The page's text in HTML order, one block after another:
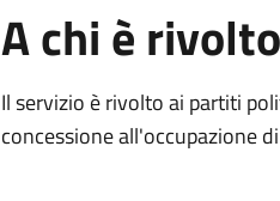
A chi è rivolto
Il servizio è rivolto ai partiti
concessione all'occupazione